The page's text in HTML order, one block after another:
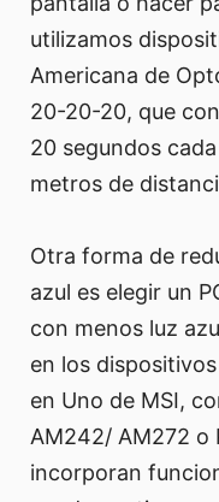
utilizamos
Americana de
20-20-20, que
20 segundos
metros de
Otra forma de
azul es elegir un
con menos luz
en los
en Uno de MSI,
AM242/ AM272 o
incorporan